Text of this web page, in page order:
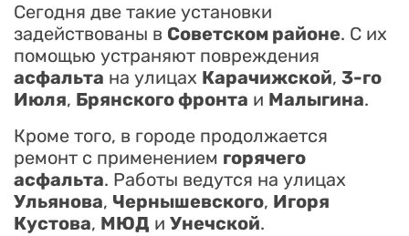
Сегодня две такие установки
задействованы в Советском районе. С их
помощью устраняют повреждения
асфальта на улицах Карачижской, 3-го
Июля, Брянского фронта и Малыгина.
Кроме того, в городе продолжается
ремонт с применением горячего
асфальта. Работы ведутся на улицах
Ульянова, Чернышевского, Игоря
Кустова, МЮД и Унечской.